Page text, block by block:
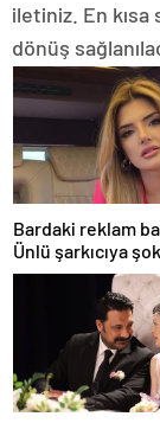
iletiniz. En
dönüş
Bardaki reklam
Ünlü şarkıcıya şok
soruşturma!